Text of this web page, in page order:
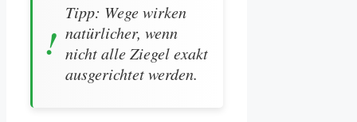
Tipp: Wege wirken
natürlicher, wenn
nicht alle Ziegel exakt
ausgerichtet werden.